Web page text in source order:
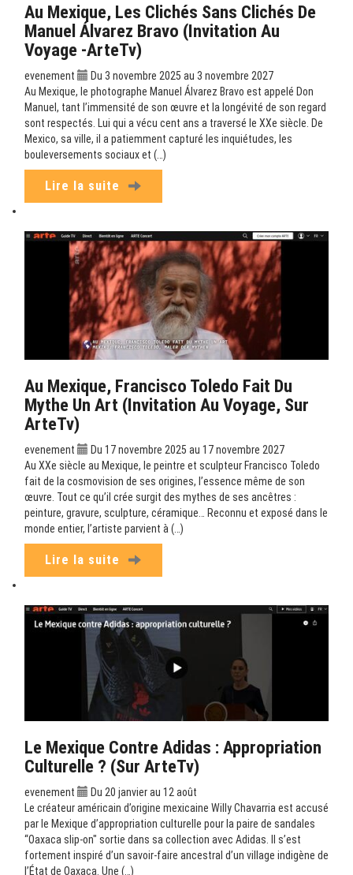
Au Mexique, Les Clichés Sans Clichés De
Manuel Álvarez Bravo (Invitation Au
Voyage -ArteTv)
evenement
Du 3 novembre 2025 au 3 novembre 2027
Au Mexique, le photographe Manuel Álvarez Bravo est appelé Don
Manuel, tant l’immensité de son œuvre et la longévité de son regard
sont respectés. Lui qui a vécu cent ans a traversé le XXe siècle. De
Mexico, sa ville, il a patiemment capturé les inquiétudes, les
bouleversements sociaux et (…)
Lire la suite
Au Mexique, Francisco Toledo Fait Du
Mythe Un Art (Invitation Au Voyage, Sur
ArteTv)
evenement
Du 17 novembre 2025 au 17 novembre 2027
Au XXe siècle au Mexique, le peintre et sculpteur Francisco Toledo
fait de la cosmovision de ses origines, l’essence même de son
œuvre. Tout ce qu’il crée surgit des mythes de ses ancêtres :
peinture, gravure, sculpture, céramique… Reconnu et exposé dans le
monde entier, l’artiste parvient à (…)
Lire la suite
Le Mexique Contre Adidas : Appropriation
Culturelle ? (sur ArteTv)
evenement
Du 20 janvier au 12 août
Le créateur américain d’origine mexicaine Willy Chavarria est accusé
par le Mexique d’appropriation culturelle pour la paire de sandales
“Oaxaca slip-on" sortie dans sa collection avec Adidas. Il s’est
fortement inspiré d’un savoir-faire ancestral d’un village indigène de
l’État de Oaxaca. Une (…)